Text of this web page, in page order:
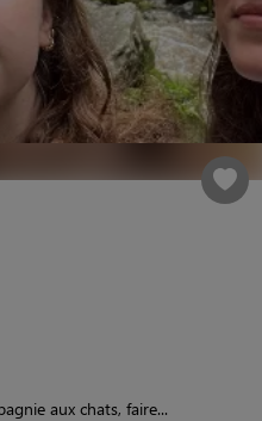
aux chats, faire...